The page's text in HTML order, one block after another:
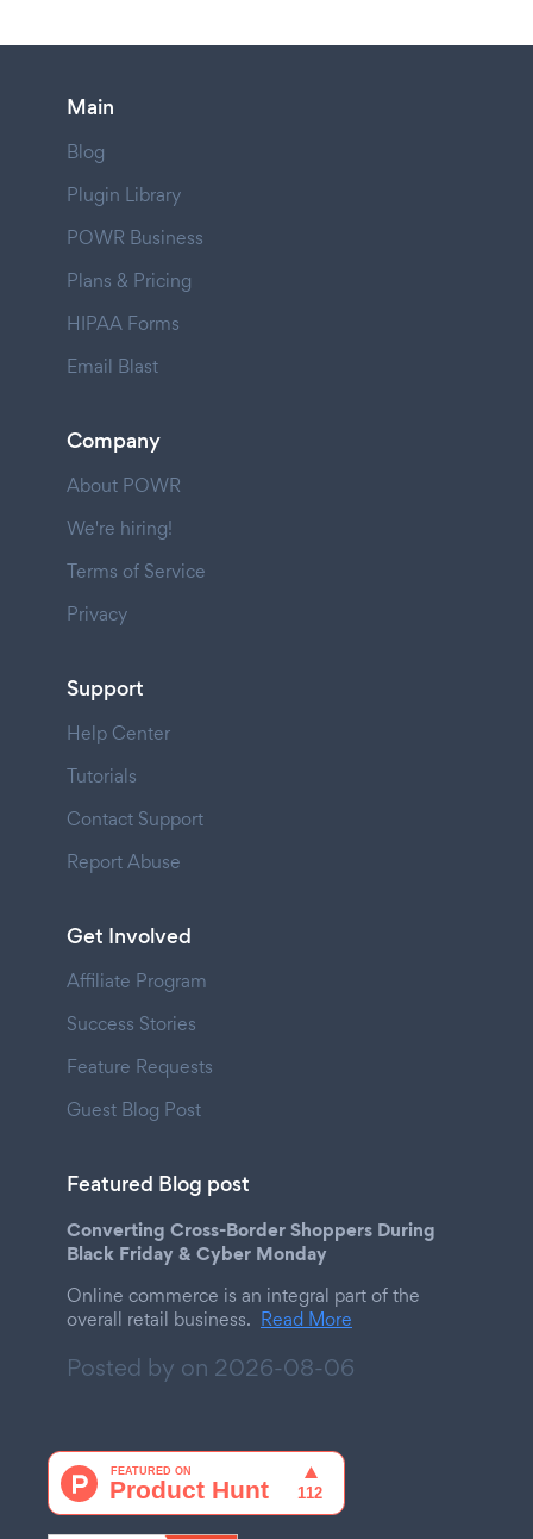
Main
Blog
Plugin Library
POWR Business
Plans & Pricing
HIPAA Forms
Email Blast
Company
About POWR
We're hiring!
Terms of Service
Privacy
Support
Help Center
Tutorials
Contact Support
Report Abuse
Get Involved
Affiliate Program
Success Stories
Feature Requests
Guest Blog Post
Featured Blog post
Converting Cross-Border Shoppers During
Black Friday & Cyber Monday
Online commerce is an integral part of the
overall retail business. Read More
Posted by on 2026-08-06